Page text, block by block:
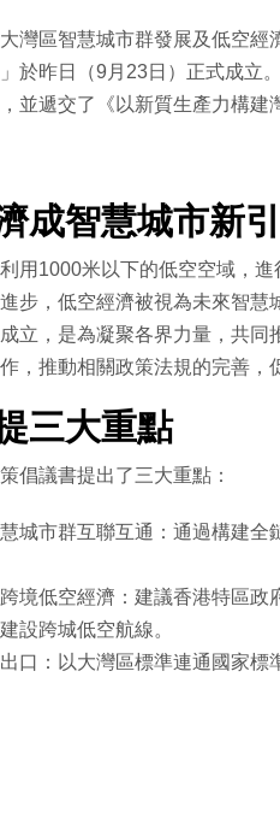
灣區智慧城市群發展及低空
於昨日（9月23日）正式成立
並遞交了《以新質生產力構建
成智慧城市新
用1000米以下的低空空域，
步，低空經濟被視為未來智
立，是為凝聚各界力量，共
，推動相關政策法規的完善，
三大重點
倡議書提出了三大重點：
城市群互聯互通：通過構建
境低空經濟：建議香港特區
設跨城低空航線。
口：以大灣區標準連通國家標